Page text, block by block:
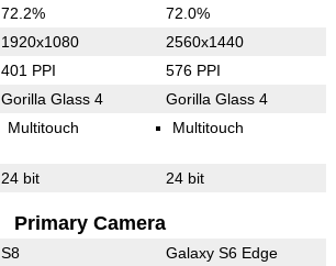
72.2% 72.0%
1920x1080 2560x1440
401 PPI 576 PPI
Gorilla Glass 4 Gorilla Glass 4
Multitouch Multitouch
24 bit 24 bit
Primary Camera
S8 Galaxy S6 Edge